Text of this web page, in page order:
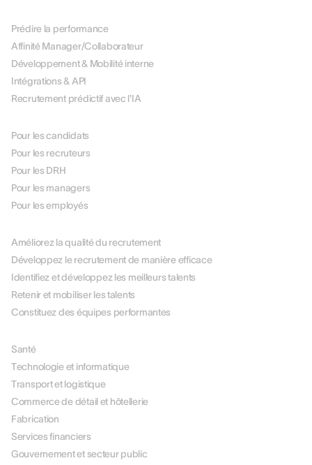
Prédire la performance
Affinité Manager/Collaborateur
Développement & Mobilité interne
Intégrations & API
Recrutement prédictif avec l'IA
Pour les candidats
Pour les recruteurs
Pour les DRH
Pour les managers
Pour les employés
Améliorez la qualité du recrutement
Développez le recrutement de manière efficace
Identifiez et développez les meilleurs talents
Retenir et mobiliser les talents
Constituez des équipes performantes
Santé
Technologie et informatique
Transport et logistique
Commerce de détail et hôtellerie
Fabrication
Services financiers
Gouvernement et secteur public